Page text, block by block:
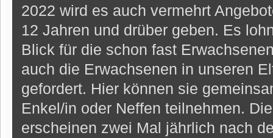
2022 wird es auch vermehrt
12 Jahren und drüber geben. Es
Blick für die schon fast
auch die Erwachsenen in unseren
gefordert. Hier können sie
Enkel/in oder Neffen teilnehmen.
erscheinen zwei Mal jährlich nach